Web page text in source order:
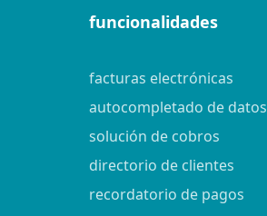
funcionalidades
facturas electrónicas
autocompletado de datos
solución de cobros
directorio de clientes
recordatorio de pagos